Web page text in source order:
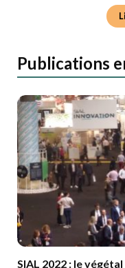
Publications
SIAL 2022 : le